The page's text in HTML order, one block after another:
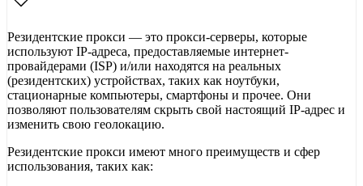
Резидентские прокси — это прокси-серверы, которые
используют IP-адреса, предоставляемые интернет-
провайдерами (ISP) и/или находятся на реальных
(резидентских) устройствах, таких как ноутбуки,
стационарные компьютеры, смартфоны и прочее. Они
позволяют пользователям скрыть свой настоящий IP-адрес и
изменить свою геолокацию.
Резидентские прокси имеют много преимуществ и сфер
использования, таких как: